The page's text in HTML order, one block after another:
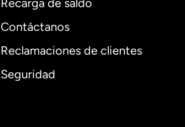
Recarga de saldo
Contáctanos
Reclamaciones de clientes
Seguridad